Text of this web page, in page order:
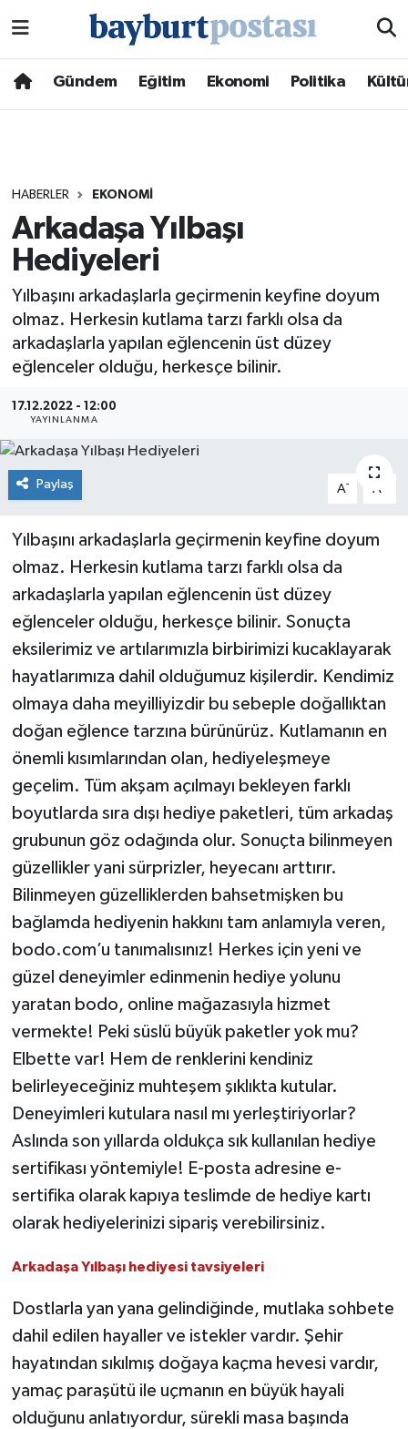
Gündem Eğitim Ekonomi Politika
HABERLER EKONOMI
Arkadaşa Yılbaşı
Hediyeleri
Yılbaşını arkadaşlarla geçirmenin keyfine doyum
olmaz. Herkesin kutlama tarzı farklı olsa da
arkadaşlarla yapılan eğlencenin üst düzey
eğlenceler olduğu, herkesçe bilinir.
17.12.2022 - 12:00
YAYINLANMA
Paylaş A- A
Yılbaşını arkadaşlarla geçirmenin keyfine doyum
olmaz. Herkesin kutlama tarzı farklı olsa da
arkadaşlarla yapılan eğlencenin üst düzey
eğlenceler olduğu, herkesçe bilinir. Sonuçta
eksilerimiz ve artılarımızla birbirimizi kucaklayarak
hayatlarımıza dahil olduğumuz kişilerdir. Kendimiz
olmaya daha meyilliyizdir bu sebeple doğallıktan
doğan eğlence tarzına bürünürüz. Kutlamanın en
önemli kısımlarından olan, hediyeleşmeye
geçelim. Tüm akşam açılmayı bekleyen farklı
boyutlarda sıra dışı hediye paketleri, tüm arkadaş
grubunun göz odağında olur. Sonuçta bilinmeyen
güzellikler yani sürprizler, heyecanı arttırır.
Bilinmeyen güzelliklerden bahsetmişken bu
bağlamda hediyenin hakkını tam anlamıyla veren,
bodo.com’u tanımalısınız! Herkes için yeni ve
güzel deneyimler edinmenin hediye yolunu
yaratan bodo, online mağazasıyla hizmet
vermekte! Peki süslü büyük paketler yok mu?
Elbette var! Hem de renklerini kendiniz
belirleyeceğiniz muhteşem şıklıkta kutular.
Deneyimleri kutulara nasıl mı yerleştiriyorlar?
Aslında son yıllarda oldukça sık kullanılan hediye
sertifikası yöntemiyle! E-posta adresine e-
sertifika olarak kapıya teslimde de hediye kartı
olarak hediyelerinizi sipariş verebilirsiniz.
Arkadaşa Yılbaşı hediyesi tavsiyeleri
Dostlarla yan yana gelindiğinde, mutlaka sohbete
dahil edilen hayaller ve istekler vardır. Şehir
hayatından sıkılmış doğaya kaçma hevesi vardır,
yamaç paraşütü ile uçmanın en büyük hayali
olduğunu anlatıyordur, sürekli masa başında
Hava Durumu
Süper Lig Puan Durumu ve Fikstür
Tüm Manşetler
Son Dakika Haberleri